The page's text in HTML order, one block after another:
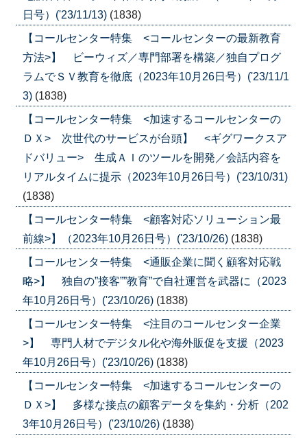
日号）('23/11/13) (1838)
【コールセンター特集 <コールセンターの最新教育
方法>】 ビーウィズ／専門部署を構築／独自プログ
ラムでＳＶ教育を徹底（2023年10月26日号）('23/11/1
3) (1838)
【コールセンター特集 <加速するコールセンターの
ＤＸ> 次世代のサービスが台頭】 <ギグワークスア
ドバリュー> 生成ＡＩのツールを開発／会話内容を
リアルタイムに提示（2023年10月26日号）('23/10/31)
(1838)
【コールセンター特集 <顧客対応ソリューション最
前線>】（2023年10月26日号）('23/10/26) (1838)
【コールセンター特集 <通販企業に聞く顧客対応戦
略>】 独自の”接客””教育”で自社運営を武器に（2023
年10月26日号）('23/10/26) (1838)
【コールセンター特集 <注目のコールセンター企業
>】 専門人材でデジタル化や海外販促を支援（2023
年10月26日号）('23/10/26) (1838)
【コールセンター特集 <加速するコールセンターの
ＤＸ>】 多様な接点の顧客データを集約・分析（202
3年10月26日号）('23/10/26) (1838)